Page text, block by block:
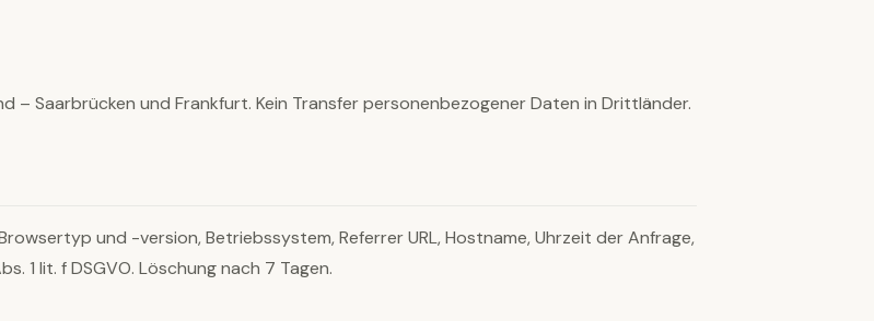
– Saarbrücken und Frankfurt. Kein Transfer personenbezogener Daten in Drittländer.
und -version, Betriebssystem, Referrer URL, Hostname, Uhrzeit der Anfrage,
1 lit. f DSGVO. Löschung nach 7 Tagen.